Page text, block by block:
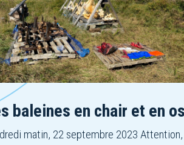
baleines en chair et en
matin, 22 septembre 2023 Attention,